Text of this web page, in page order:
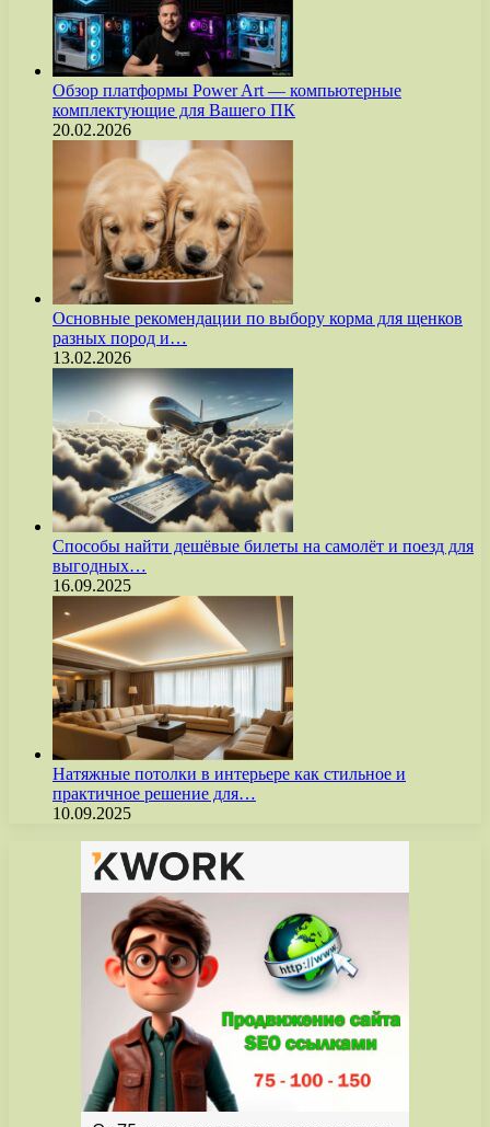
Обзор платформы Power Art — компьютерные
комплектующие для Вашего ПК
20.02.2026
Основные рекомендации по выбору корма для щенков
разных пород и…
13.02.2026
Способы найти дешёвые билеты на самолёт и поезд для
выгодных…
16.09.2025
Натяжные потолки в интерьере как стильное и
практичное решение для…
10.09.2025